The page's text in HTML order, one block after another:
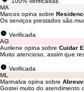
MA
Marcos opina sobre
Os serviços prestados
Verificada
AG
Aurilene opina sobre Cuidar
Muito atencioso, assim que
Verificada
ML
Marinalva opina sobre
Gostei muito do atendimento